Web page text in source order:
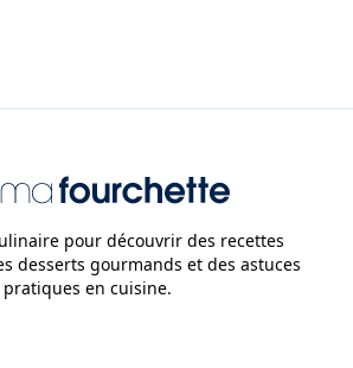
pour découvrir des recettes
desserts gourmands et des astuces
pratiques en cuisine.